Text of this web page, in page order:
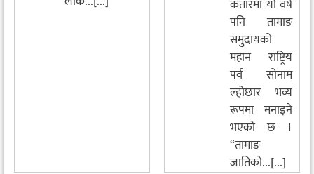
कतारमा यो वर्ष
पनि तामाङ
समुदायको
महान राष्ट्रिय
पर्व सोनाम
ल्होछार भव्य
रूपमा मनाइने
भएको छ ।
“तामाङ
जातिको...[...]